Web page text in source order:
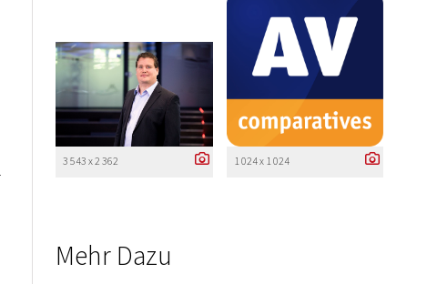
3 543 x 2 362 1 024 x 1 024
Mehr Dazu